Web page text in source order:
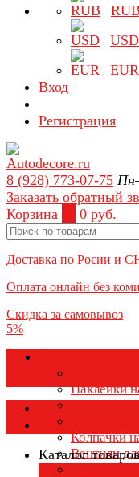
RUB
USD
EUR
Вход
Регистрация
8 (928) 773-07-75
Заказать обратный
Корзина
0 руб.
Доставка по Росии и
Оплата онлайн без
Скидка за самовывоз
5%
Наклейки
Колпаки на
Колпачки
Вентили
Каталог товаров
Каталог